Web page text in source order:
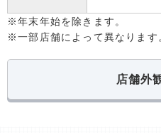
※年末年始を除きます。
※一部店舗によって異なります
店舗外